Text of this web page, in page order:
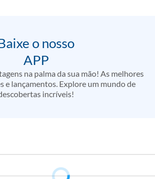
o nosso
APP
na palma da sua mão! As melhores
e lançamentos. Explore um mundo de
incríveis!